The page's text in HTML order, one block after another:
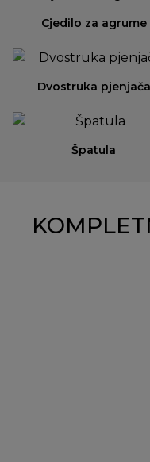
Cjedilo za agrume
Dvostruka pjenjača
Špatula